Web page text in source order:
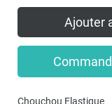
Ajouter
Chouchou Elastique